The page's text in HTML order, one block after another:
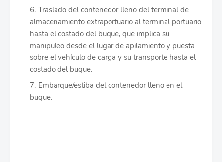
Traslado del contenedor lleno del terminal de
almacenamiento extraportuario al terminal portuario
hasta el costado del buque, que implica su
manipuleo desde el lugar de apilamiento y puesta
sobre el vehículo de carga y su transporte hasta el
costado del buque.
Embarque/estiba del contenedor lleno en el
buque.